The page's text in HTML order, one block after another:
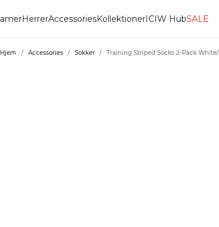
HerrerAccessoriesKollektionerICIW HubSALE
Hjem / Accessories / Sokker / Training Striped Socks 2-Pack